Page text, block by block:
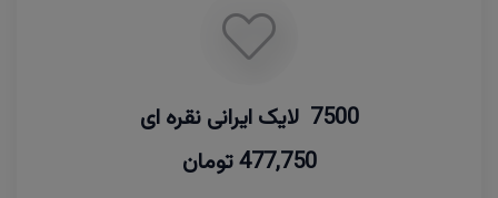
7500 لایک ایرانی نقره ای
477,750 تومان